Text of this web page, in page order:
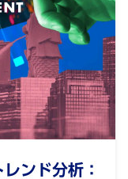
ンド分析：